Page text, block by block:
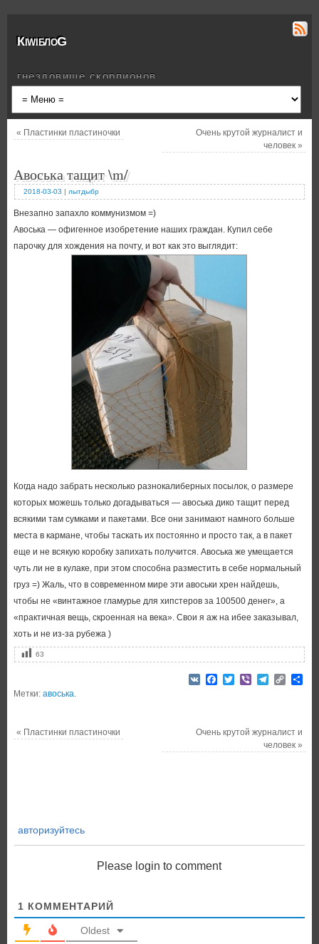
КiwiблоG
гнездовище скорпионов
« Пластинки пластиночки
Очень крутой журналист и
человек»
Авоська тащит \m/
2018-03-03 | лытдыбр
Внезапно запахло коммунизмом =)
Авоська — офигенное изобретение наших граждан. Купил себе
парочку для хождения на почту, и вот как это выглядит:
Когда надо забрать несколько разнокалиберных посылок, о размере
которых можешь только догадываться — авоська дико тащит перед
всякими там сумками и пакетами. Все они занимают намного больше
места в кармане, чтобы таскать их постоянно и просто так, а в пакет
еще и не всякую коробку запихать получится. Авоська же умещается
чуть ли не в кулаке, при этом способна разместить в себе нормальный
груз =) Жаль, что в современном мире эти авоськи хрен найдешь,
чтобы не «винтажное гламурье для хипстеров за 100500 денег», а
«практичная вещь, скроенная на века». Свои я аж на ибее заказывал,
хоть и не из-за рубежа )
63
VK Facebook
TwitterViberTelegram
Copy
Метки: авоська.
« Пластинки пластиночки
Очень крутой журналист и
человек»
авторизуйтесь
Please login to comment
1 КОММЕНТАРИЙ
Oldest